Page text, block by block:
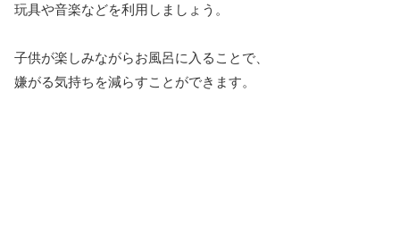
玩具や音楽などを利用しましょう。
子供が楽しみながらお風呂に入ることで、
嫌がる気持ちを減らすことができます。